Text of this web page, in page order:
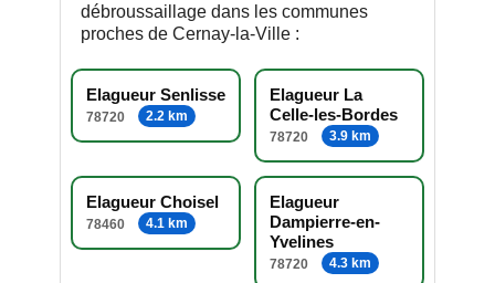
débroussaillage dans les communes
proches de Cernay-la-Ville :
Elagueur Senlisse
78720 2.2 km
Elagueur La
Celle-les-Bordes
78720 3.9 km
Elagueur Choisel
78460 4.1 km
Elagueur
Dampierre-en-
Yvelines
78720 4.3 km